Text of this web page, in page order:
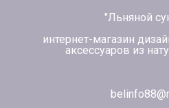
"Льняной
интернет-магазин
аксессуаров из